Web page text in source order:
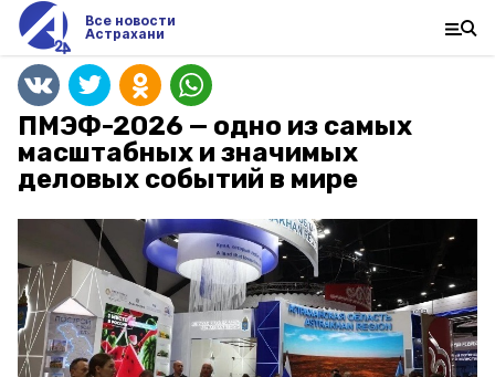
Все новости
Астрахани
ПМЭФ-2026 — одно из самых
масштабных и значимых
деловых событий в мире